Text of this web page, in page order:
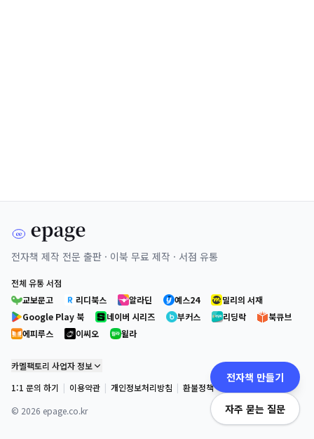
전자책 제작 전문 출판 · 이북 무료 제작 · 서점 유통
전체 유통 서점
교보문고
리디북스 알라딘 예스24
밀리의 서재
Google Play 북
네이버 시리즈 부커스 리딩락
북큐브
에피루스
이씨오 윌라
카멜팩토리 사업자 정보
1:1 문의 하기 | 이용약관 | 개인정보처리방침 | 환불정책
© 2026 epage.co.kr
전자책 만들기
자주 묻는 질문